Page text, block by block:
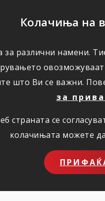
Колачиња на
различни намени.
што Ви се важни.
за
страната се
колачињата можете